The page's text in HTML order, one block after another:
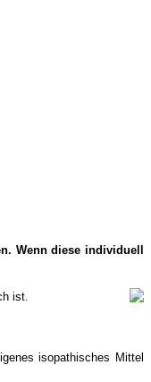
Wenn diese individuell
ist.
isopathisches Mittel